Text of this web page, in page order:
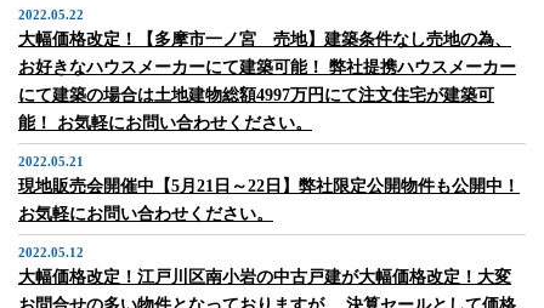
2022.05.22
大幅価格改定！【多摩市一ノ宮 売地】建築条件なし売地の為、
お好きなハウスメーカーにて建築可能！ 弊社提携ハウスメーカー
にて建築の場合は土地建物総額4997万円にて注文住宅が建築可
能！ お気軽にお問い合わせください。
2022.05.21
現地販売会開催中【5月21日～22日】弊社限定公開物件も公開中！
お気軽にお問い合わせください。
2022.05.12
大幅価格改定！江戸川区南小岩の中古戸建が大幅価格改定！大変